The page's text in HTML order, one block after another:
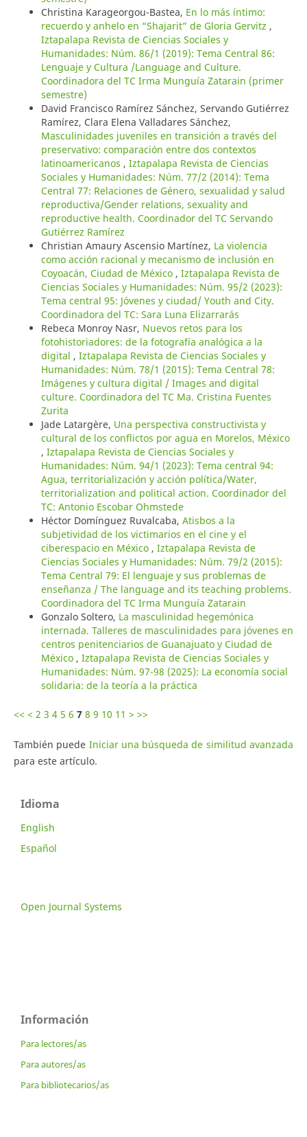
Christina Karageorgou-Bastea, En lo más íntimo:
recuerdo y anhelo en “Shajarit” de Gloria Gervitz ,
Iztapalapa Revista de Ciencias Sociales y
Humanidades: Núm. 86/1 (2019): Tema Central 86:
Lenguaje y Cultura /Language and Culture.
Coordinadora del TC Irma Munguía Zatarain (primer
semestre)
David Francisco Ramírez Sánchez, Servando Gutiérrez
Ramírez, Clara Elena Valladares Sánchez,
Masculinidades juveniles en transición a través del
preservativo: comparación entre dos contextos
latinoamericanos , Iztapalapa Revista de Ciencias
Sociales y Humanidades: Núm. 77/2 (2014): Tema
Central 77: Relaciones de Género, sexualidad y salud
reproductiva/Gender relations, sexuality and
reproductive health. Coordinador del TC Servando
Gutiérrez Ramírez
Christian Amaury Ascensio Martínez, La violencia
como acción racional y mecanismo de inclusión en
Coyoacán, Ciudad de México , Iztapalapa Revista de
Ciencias Sociales y Humanidades: Núm. 95/2 (2023):
Tema central 95: Jóvenes y ciudad/ Youth and City.
Coordinadora del TC: Sara Luna Elizarrarás
Rebeca Monroy Nasr, Nuevos retos para los
fotohistoriadores: de la fotografía analógica a la
digital , Iztapalapa Revista de Ciencias Sociales y
Humanidades: Núm. 78/1 (2015): Tema Central 78:
Imágenes y cultura digital / Images and digital
culture. Coordinadora del TC Ma. Cristina Fuentes
Zurita
Jade Latargère, Una perspectiva constructivista y
cultural de los conflictos por agua en Morelos, México
, Iztapalapa Revista de Ciencias Sociales y
Humanidades: Núm. 94/1 (2023): Tema central 94:
Agua, territorialización y acción política/Water,
territorialization and political action. Coordinador del
TC: Antonio Escobar Ohmstede
Héctor Domínguez Ruvalcaba, Atisbos a la
subjetividad de los victimarios en el cine y el
ciberespacio en México , Iztapalapa Revista de
Ciencias Sociales y Humanidades: Núm. 79/2 (2015):
Tema Central 79: El lenguaje y sus problemas de
enseñanza / The language and its teaching problems.
Coordinadora del TC Irma Munguía Zatarain
Gonzalo Soltero, La masculinidad hegemónica
internada. Talleres de masculinidades para jóvenes en
centros penitenciarios de Guanajuato y Ciudad de
México , Iztapalapa Revista de Ciencias Sociales y
Humanidades: Núm. 97-98 (2025): La economía social
solidaria: de la teoría a la práctica
<< < 2 3 4 5 6 7 8 9 10 11 > >>
También puede Iniciar una búsqueda de similitud avanzada
para este artículo.
Idioma
English
Español
Open Journal Systems
Información
Para lectores/as
Para autores/as
Para bibliotecarios/as